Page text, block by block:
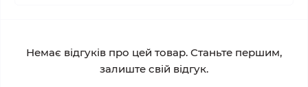
Немає відгуків про цей товар. Станьте першим,
залиште свій відгук.